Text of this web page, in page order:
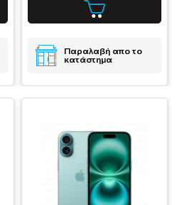
Παραλαβή απο το
κατάστημα